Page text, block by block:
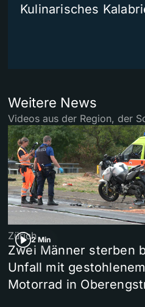
Kulinarisches
Weitere News
Videos aus der Region, der
2 Min
Zürich
Zwei Männer sterben
Unfall mit gestohlenem
Motorrad in